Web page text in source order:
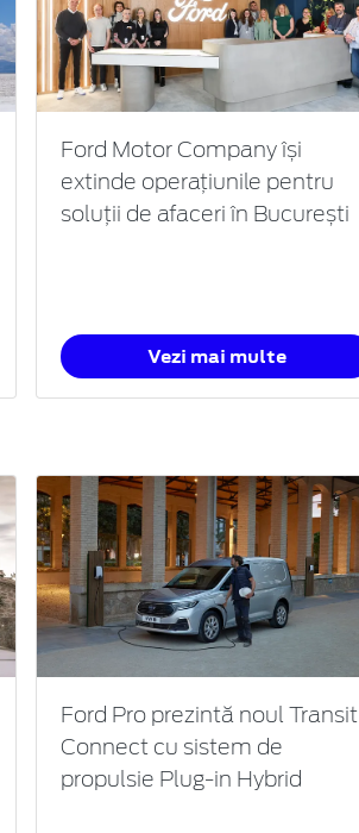
Ford Motor Company își
extinde operațiunile pentru
soluții de afaceri în București
Vezi mai multe
Ford Pro prezintă noul Transit
Connect cu sistem de
propulsie Plug-in Hybrid